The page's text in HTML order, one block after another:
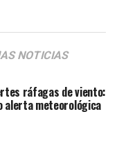
NOTICIAS
ráfagas de viento:
alerta meteorológica